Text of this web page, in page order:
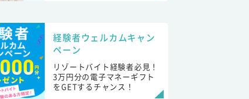
経験者ウェルカムキャン
ペーン
リゾートバイト経験者必見！
3万円分の電子マネーギフト
をGETするチャンス！